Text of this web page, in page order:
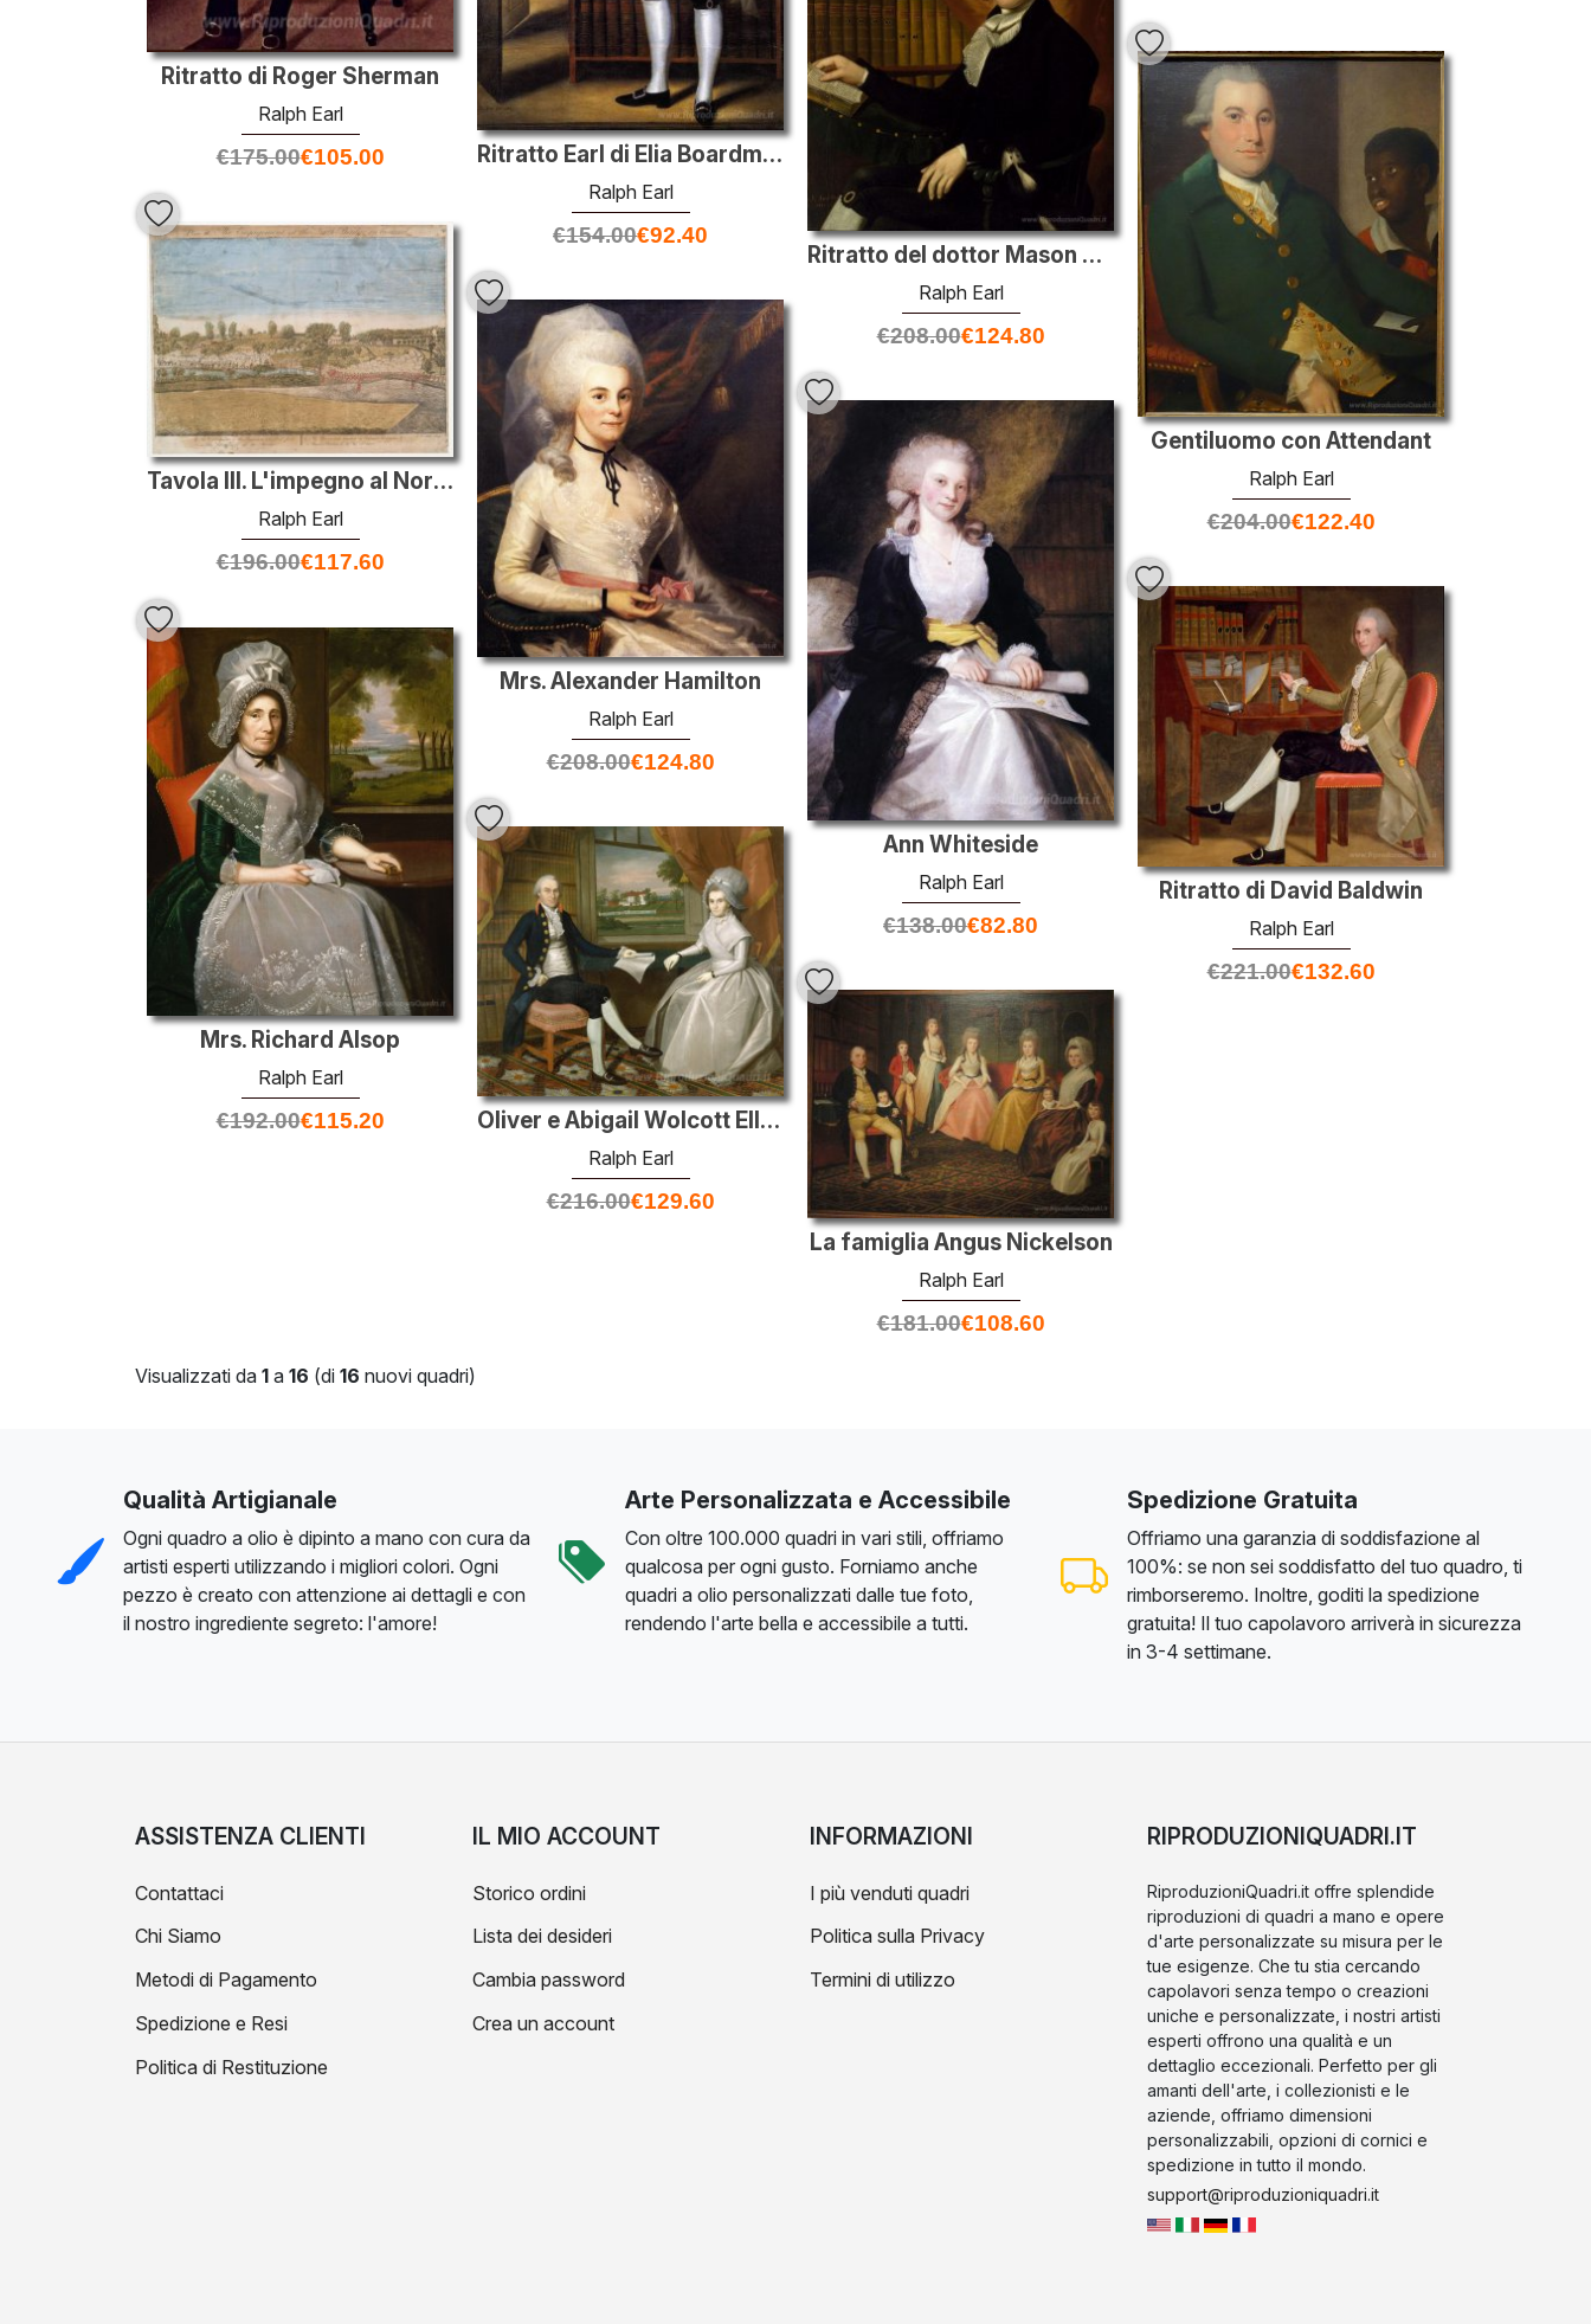
Ritratto di Roger Sherman
Ralph Earl
€175.00€105.00 Ritratto Earl di Elia Boardman
Ralph Earl
€154.00€92.40
Ritratto del dottor Mason Fitch Cogswell
Ralph Earl
€208.00€124.80
Gentiluomo con Attendant
Ralph Earl
€204.00€122.40
Tavola III. L'impegno al North Bridge a Concord
Ralph Earl
€196.00€117.60
Mrs. Alexander Hamilton
Ralph Earl
€208.00€124.80
Ann Whiteside
Ralph Earl
€138.00€82.80
Ritratto di David Baldwin
Ralph Earl
€221.00€132.60
Mrs. Richard Alsop
Ralph Earl
€192.00€115.20 Oliver e Abigail Wolcott Ellsworth
Ralph Earl
€216.00€129.60
La famiglia Angus Nickelson
Ralph Earl
€181.00€108.60
Visualizzati da 1 a 16 (di 16 nuovi quadri)
Qualità Artigianale
Ogni quadro a olio è dipinto a mano con cura da
artisti esperti utilizzando i migliori colori. Ogni
pezzo è creato con attenzione ai dettagli e con
il nostro ingrediente segreto: l'amore!
Arte Personalizzata e Accessibile
Con oltre 100.000 quadri in vari stili, offriamo
qualcosa per ogni gusto. Forniamo anche
quadri a olio personalizzati dalle tue foto,
rendendo l'arte bella e accessibile a tutti.
Spedizione Gratuita
Offriamo una garanzia di soddisfazione al
100%: se non sei soddisfatto del tuo quadro, ti
rimborseremo. Inoltre, goditi la spedizione
gratuita! Il tuo capolavoro arriverà in sicurezza
in 3-4 settimane.
ASSISTENZA CLIENTI
Contattaci
Chi Siamo
Metodi di Pagamento
Spedizione e Resi
Politica di Restituzione
IL MIO ACCOUNT
Storico ordini
Lista dei desideri
Cambia password
Crea un account
INFORMAZIONI
I più venduti quadri
Politica sulla Privacy
Termini di utilizzo
RIPRODUZIONIQUADRI.IT
RiproduzioniQuadri.it offre splendide
riproduzioni di quadri a mano e opere
d'arte personalizzate su misura per le
tue esigenze. Che tu stia cercando
capolavori senza tempo o creazioni
uniche e personalizzate, i nostri artisti
esperti offrono una qualità e un
dettaglio eccezionali. Perfetto per gli
amanti dell'arte, i collezionisti e le
aziende, offriamo dimensioni
personalizzabili, opzioni di cornici e
spedizione in tutto il mondo.
support@riproduzioniquadri.it